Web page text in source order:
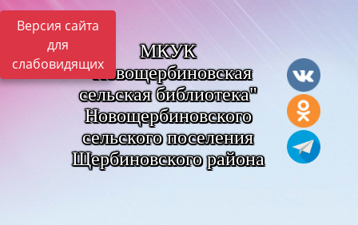
Версия сайта
для
слабовидящих
МКУК
"Новощербиновская
сельская библиотека"
Новощербиновского
сельского поселения
Щербиновского района